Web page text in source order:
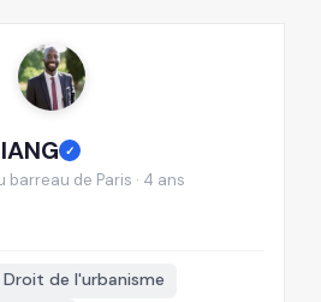
✓
de Paris · 4 ans
Droit de l'urbanisme